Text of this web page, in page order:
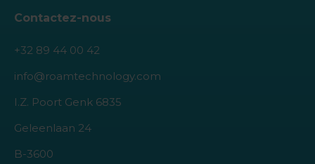
Contactez-nous
+32 89 44 00 42
info@roamtechnology.com
I.Z. Poort Genk 6835
Geleenlaan 24
B-3600